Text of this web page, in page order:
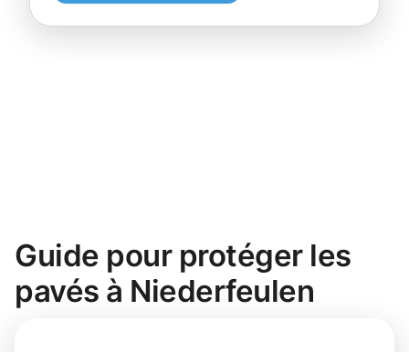
Guide pour protéger les
pavés à Niederfeulen